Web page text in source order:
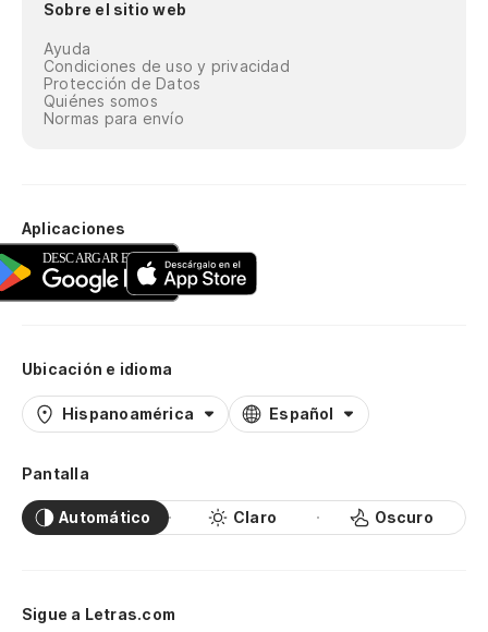
Sobre el sitio web
Ayuda
Condiciones de uso y privacidad
Protección de Datos
Quiénes somos
Normas para envío
Aplicaciones
Ubicación e idioma
Hispanoamérica Español
Pantalla
Automático Claro Oscuro
Sigue a Letras.com